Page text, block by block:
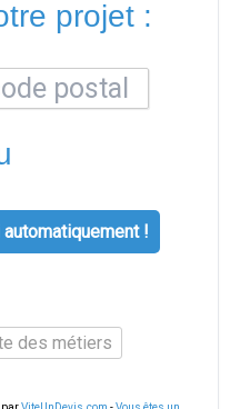
projet :
!
des métiers